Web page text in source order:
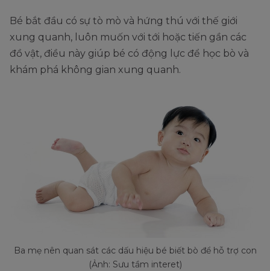
Bé bắt đầu có sự tò mò và hứng thú với thế giới
xung quanh, luôn muốn với tới hoặc tiến gần các
đồ vật, điều này giúp bé có động lực để học bò và
khám phá không gian xung quanh.
Ba mẹ nên quan sát các dấu hiệu bé biết bò để hỗ trợ con
(Ảnh: Sưu tầm interet)